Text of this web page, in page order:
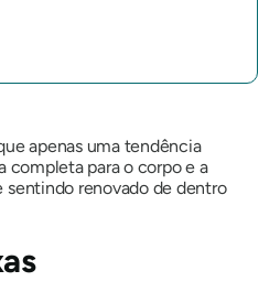
apenas uma tendência
completa para o corpo e a
sentindo renovado de dentro